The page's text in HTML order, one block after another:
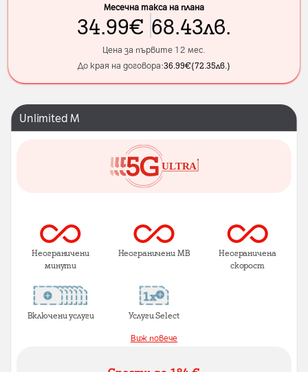
Месечна такса на плана
34.99€ 68.43лв.
Цена за първите 12 мес.
До края на договора:36.99€(72.35лв. )
Unlimited M
Неограничени
минути
Неограничени MB Неограничена
скорост
Включени услуги Услуги Select
Виж повече